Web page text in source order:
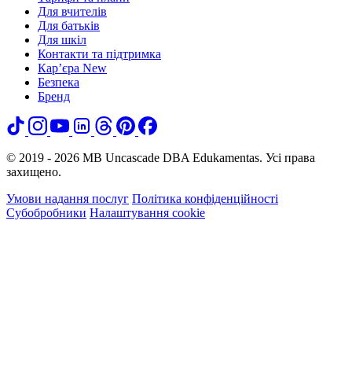
Для вчителів
Для батьків
Для шкіл
Контакти та підтримка
Кар’єра New
Безпека
Бренд
© 2019 - 2026 MB Uncascade DBA Edukamentas. Усі права
захищено.
Умови надання послуг Політика конфіденційності
Субобробники Налаштування cookie